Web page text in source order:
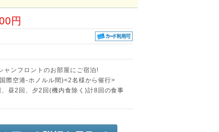
円
ャンフロントのお部屋にご宿泊!
際空港-ホノルル間)<2名様から催行>
昼2回、夕2回(機内食除く)計8回の食事